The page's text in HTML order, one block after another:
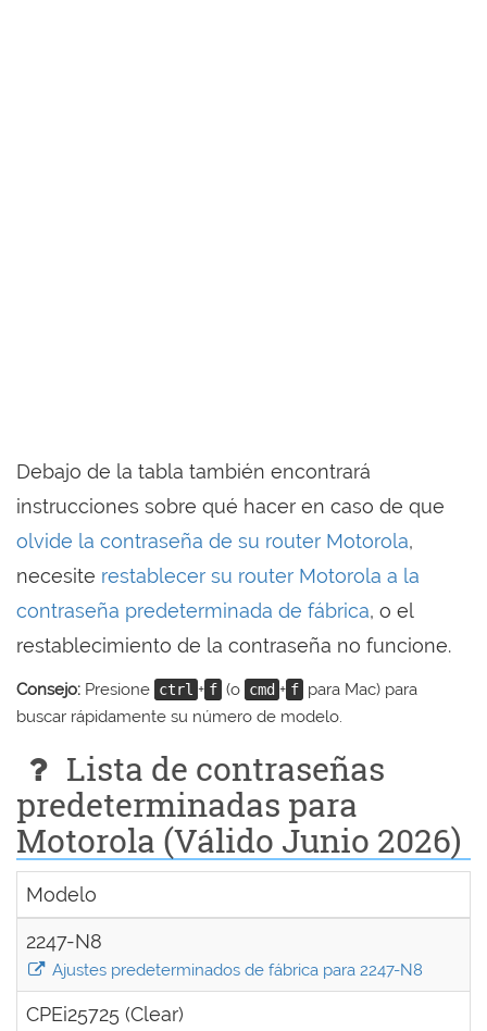
Debajo de la tabla también encontrará
instrucciones sobre qué hacer en caso de que
olvide la contraseña de su router Motorola,
necesite restablecer su router Motorola a la
contraseña predeterminada de fábrica, o el
restablecimiento de la contraseña no funcione.
Consejo: Presione ctrl + f (o cmd + f para Mac) para
buscar rápidamente su número de modelo.
Lista de contraseñas
predeterminadas para
Motorola (Válido Junio 2026)
Modelo
2247-N8
Ajustes predeterminados de fábrica para 2247-N8
CPEi25725 (Clear)